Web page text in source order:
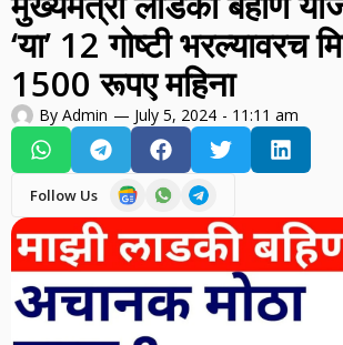
‘या’ 12 गोष्टी भरल्यावरच
1500 रूपए महिना
By Admin — July 5, 2024 - 11:11 am
Follow Us